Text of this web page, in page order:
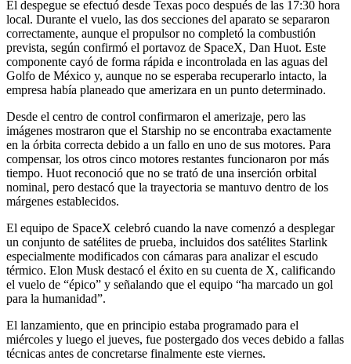
El despegue se efectuó desde Texas poco después de las 17:30 hora
local. Durante el vuelo, las dos secciones del aparato se separaron
correctamente, aunque el propulsor no completó la combustión
prevista, según confirmó el portavoz de SpaceX, Dan Huot. Este
componente cayó de forma rápida e incontrolada en las aguas del
Golfo de México y, aunque no se esperaba recuperarlo intacto, la
empresa había planeado que amerizara en un punto determinado.
Desde el centro de control confirmaron el amerizaje, pero las
imágenes mostraron que el Starship no se encontraba exactamente
en la órbita correcta debido a un fallo en uno de sus motores. Para
compensar, los otros cinco motores restantes funcionaron por más
tiempo. Huot reconoció que no se trató de una inserción orbital
nominal, pero destacó que la trayectoria se mantuvo dentro de los
márgenes establecidos.
El equipo de SpaceX celebró cuando la nave comenzó a desplegar
un conjunto de satélites de prueba, incluidos dos satélites Starlink
especialmente modificados con cámaras para analizar el escudo
térmico. Elon Musk destacó el éxito en su cuenta de X, calificando
el vuelo de “épico” y señalando que el equipo “ha marcado un gol
para la humanidad”.
El lanzamiento, que en principio estaba programado para el
miércoles y luego el jueves, fue postergado dos veces debido a fallas
técnicas antes de concretarse finalmente este viernes.